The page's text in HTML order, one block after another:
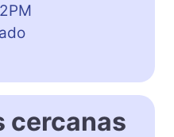
cercanas